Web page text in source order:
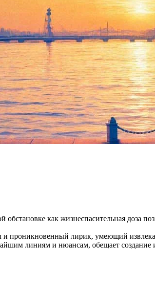
как жизнеспасительная доза
проникновенный лирик, умеющий
линиям и нюансам, обещает создание